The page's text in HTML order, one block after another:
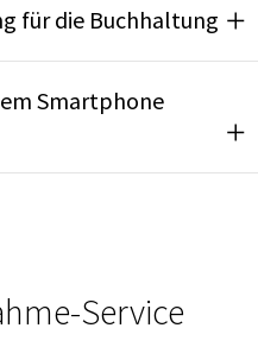
für die Buchhaltung
Smartphone
Service